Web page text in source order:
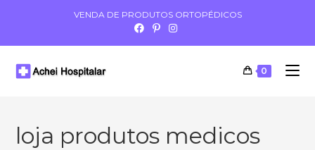
VENDA DE PRODUTOS ORTOPÉDICOS
0
loja produtos medicos